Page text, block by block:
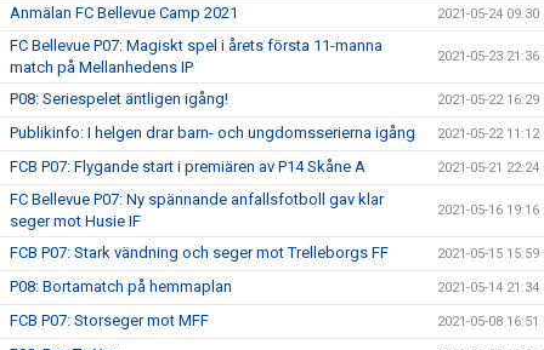
Anmälan FC Bellevue Camp 2021 2021-05-24 09:30
FC Bellevue P07: Magiskt spel i årets första 11-manna
match på Mellanhedens IP
2021-05-23 21:36
P08: Seriespelet äntligen igång! 2021-05-22 16:29
Publikinfo: I helgen drar barn- och ungdomsserierna igång 2021-05-22 11:12
FCB P07: Flygande start i premiären av P14 Skåne A 2021-05-21 22:24
FC Bellevue P07: Ny spännande anfallsfotboll gav klar
seger mot Husie IF
2021-05-16 19:16
FCB P07: Stark vändning och seger mot Trelleborgs FF 2021-05-15 15:59
P08: Bortamatch på hemmaplan 2021-05-14 21:34
FCB P07: Storseger mot MFF 2021-05-08 16:51